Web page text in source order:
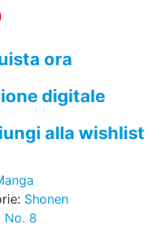
ora
digitale
alla wishlist
Shonen
No. 8